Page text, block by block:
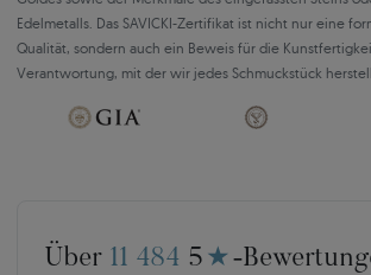
Edelmetalls. Das SAVICKI-Zertifikat ist nicht nur eine
Qualität, sondern auch ein Beweis für die
Verantwortung, mit der wir jedes Schmuckstück
Über 11 484 5 ★ -